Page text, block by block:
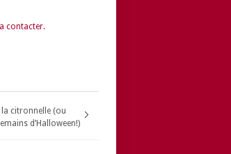
contacter.
citronnelle (ou
d’Halloween!)